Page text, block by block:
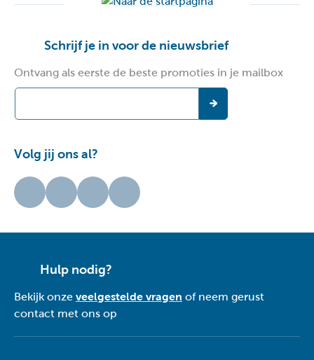
Schrijf je in voor de nieuwsbrief
Ontvang als eerste de beste promoties in je mailbox
Volg jij ons al?
Hulp nodig?
Bekijk onze veelgestelde vragen of neem gerust
contact met ons op